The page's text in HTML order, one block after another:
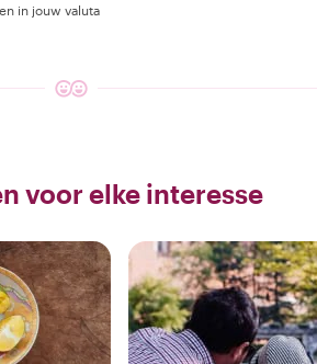
in jouw valuta
voor elke interesse